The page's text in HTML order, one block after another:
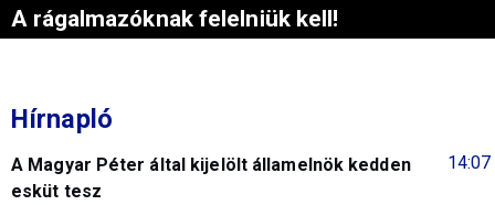
A rágalmazóknak felelniük kell!
Hírnapló
14:07
A Magyar Péter által kijelölt államelnök kedden
esküt tesz